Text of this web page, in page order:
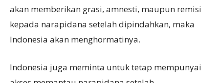
akan memberikan grasi, amnesti, maupun remisi
kepada narapidana setelah dipindahkan, maka
Indonesia akan menghormatinya.
Indonesia juga meminta untuk tetap mempunyai